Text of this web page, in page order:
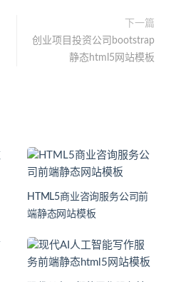
下一篇
创业项目投资公司bootstrap
静态html5网站模板
HTML5商业咨询服务公司前
端静态网站模板